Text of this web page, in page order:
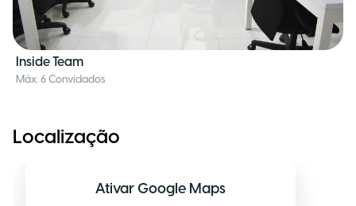
Inside Team
Máx. 6 Convidados
Localização
Ativar Google Maps